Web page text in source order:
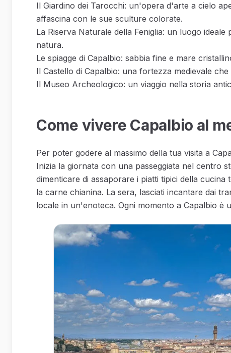
Il Giardino dei Tarocchi: un'opera d'arte a cielo
affascina con le sue sculture colorate.
La Riserva Naturale della Feniglia: un luogo
natura.
Le spiagge di Capalbio: sabbia fine e mare
Il Castello di Capalbio: una fortezza medievale
Il Museo Archeologico: un viaggio nella storia
Come vivere Capalbio al
Per poter godere al massimo della tua visita a
Inizia la giornata con una passeggiata nel centro
dimenticare di assaporare i piatti tipici della
la carne chianina. La sera, lasciati incantare dai
locale in un'enoteca. Ogni momento a Capalbio è